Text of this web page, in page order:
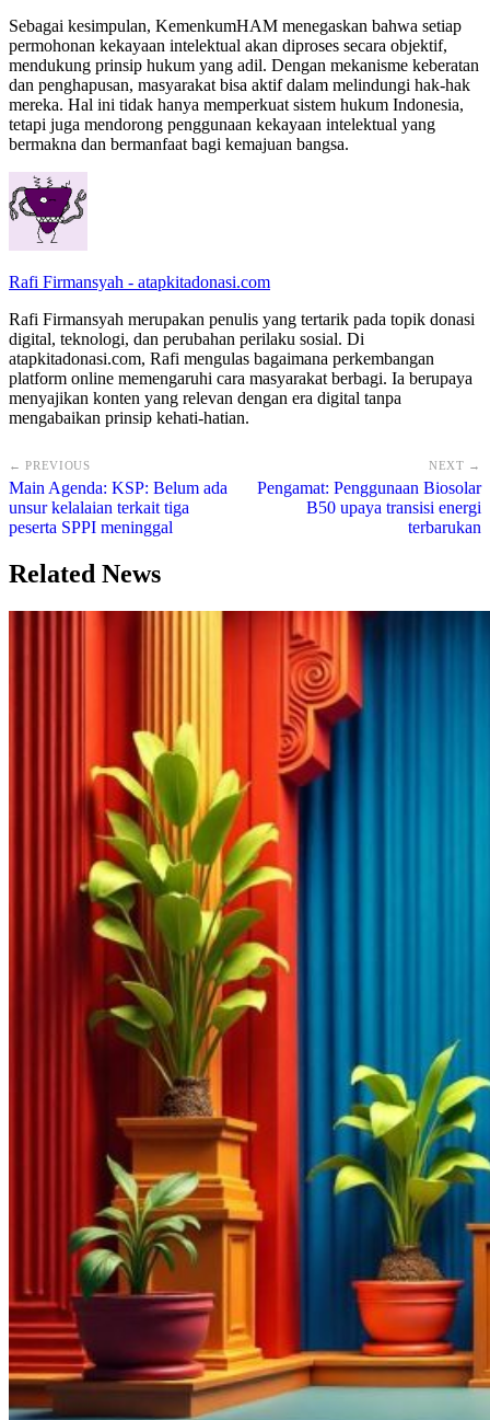
Sebagai kesimpulan, KemenkumHAM menegaskan bahwa setiap
permohonan kekayaan intelektual akan diproses secara objektif,
mendukung prinsip hukum yang adil. Dengan mekanisme keberatan
dan penghapusan, masyarakat bisa aktif dalam melindungi hak-hak
mereka. Hal ini tidak hanya memperkuat sistem hukum Indonesia,
tetapi juga mendorong penggunaan kekayaan intelektual yang
bermakna dan bermanfaat bagi kemajuan bangsa.
Rafi Firmansyah - atapkitadonasi.com
Rafi Firmansyah merupakan penulis yang tertarik pada topik donasi
digital, teknologi, dan perubahan perilaku sosial. Di
atapkitadonasi.com, Rafi mengulas bagaimana perkembangan
platform online memengaruhi cara masyarakat berbagi. Ia berupaya
menyajikan konten yang relevan dengan era digital tanpa
mengabaikan prinsip kehati-hatian.
← PREVIOUS
Main Agenda: KSP: Belum ada
unsur kelalaian terkait tiga
peserta SPPI meninggal
NEXT →
Pengamat: Penggunaan Biosolar
B50 upaya transisi energi
terbarukan
Related News